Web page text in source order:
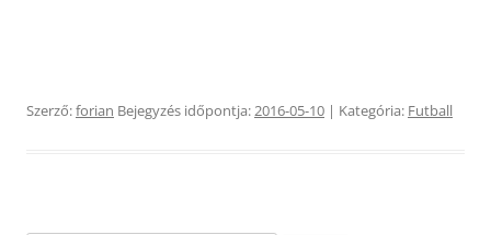
Szerző:forian Bejegyzés időpontja:2016-05-10 | Kategória: Futball